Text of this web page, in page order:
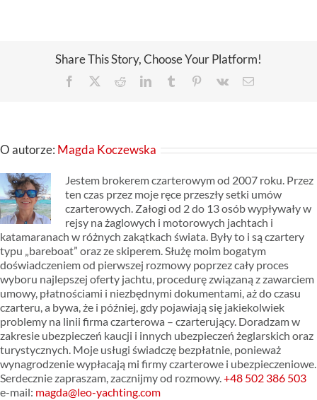
Share This Story, Choose Your Platform!
Facebook RedditLinkedInTumblr Pinterest
Vk Email
O autorze: Magda Koczewska
Jestem brokerem czarterowym od 2007 roku. Przez
ten czas przez moje ręce przeszły setki umów
czarterowych. Załogi od 2 do 13 osób wypływały w
rejsy na żaglowych i motorowych jachtach i
katamaranach w różnych zakątkach świata. Były to i są czartery
typu „bareboat” oraz ze skiperem. Służę moim bogatym
doświadczeniem od pierwszej rozmowy poprzez cały proces
wyboru najlepszej oferty jachtu, procedurę związaną z zawarciem
umowy, płatnościami i niezbędnymi dokumentami, aż do czasu
czarteru, a bywa, że i później, gdy pojawiają się jakiekolwiek
problemy na linii firma czarterowa – czarterujący. Doradzam w
zakresie ubezpieczeń kaucji i innych ubezpieczeń żeglarskich oraz
turystycznych. Moje usługi świadczę bezpłatnie, ponieważ
wynagrodzenie wypłacają mi firmy czarterowe i ubezpieczeniowe.
Serdecznie zapraszam, zacznijmy od rozmowy.+48 502 386 503
e-mail: magda@leo-yachting.com